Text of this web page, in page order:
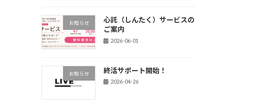
お知らせ
心託（しんたく）サービスの
ご案内
2026-06-01
お知らせ 終活サポート開始！
2026-04-26